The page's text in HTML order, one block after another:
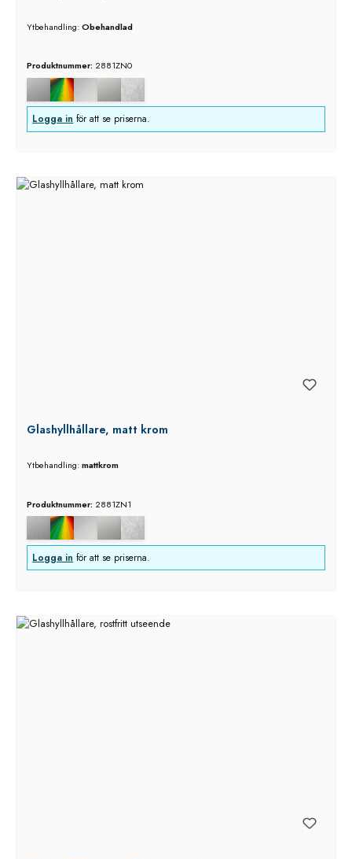
Ytbehandling:Obehandlad
Produktnummer: 2881ZN0
Logga in för att se priserna.
Glashyllhållare, matt krom
Ytbehandling:mattkrom
Produktnummer: 2881ZN1
Logga in för att se priserna.